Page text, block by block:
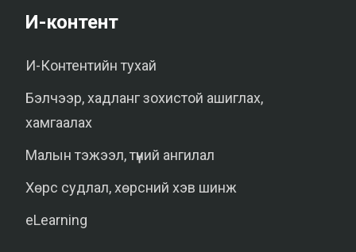
И-контент
И-Контентийн тухай
Бэлчээр, хадланг зохистой ашиглах,
хамгаалах
Малын тэжээл, түүний ангилал
Хөрс судлал, хөрсний хэв шинж
eLearning